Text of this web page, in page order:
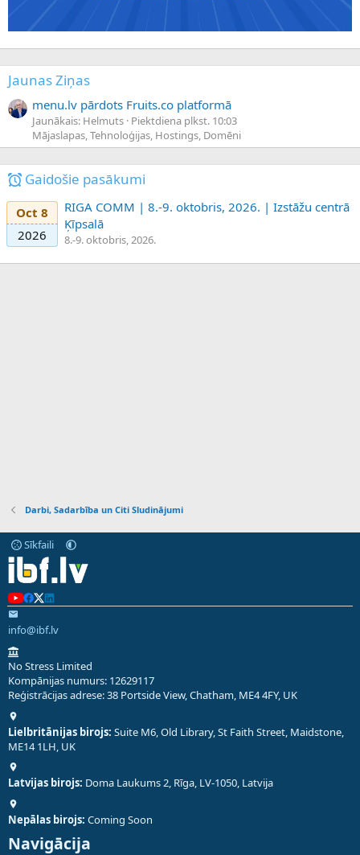
Jaunas Ziņas
menu.lv pārdots Fruits.co platformā
Jaunākais: Helmuts Piektdiena plkst. 10:03
Mājaslapas, Tehnoloģijas, Hostings, Domēni
Gaidošie pasākumi
Oct 8
2026
RIGA COMM | 8.-9. oktobris, 2026. | Izstāžu centrā
Ķīpsalā
8.-9. oktobris, 2026.
Darbi, Sadarbība un Citi Sludinājumi
Sīkfaili
info@ibf.lv
No Stress Limited
Kompānijas numurs: 12629117
Reģistrācijas adrese: 38 Portside View, Chatham, ME4 4FY, UK
Lielbritānijas birojs: Suite M6, Old Library, St Faith Street, Maidstone,
ME14 1LH, UK
Latvijas birojs: Doma Laukums 2, Rīga, LV-1050, Latvija
Nepālas birojs: Coming Soon
Navigācija